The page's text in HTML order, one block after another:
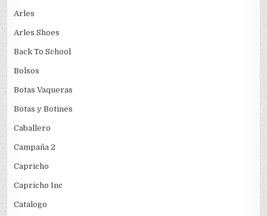
Arles
Arles Shoes
Back To School
Bolsos
Botas Vaqueras
Botas y Botines
Caballero
Campaña 2
Capricho
Capricho Inc
Catalogo